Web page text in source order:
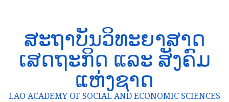
ສະຖາບັນວິທະຍາສາດ
ເສດຖະກິດ ແລະ ສັງຄົມ
ແຫ່ງຊາດ
LAO ACADEMY OF SOCIAL AND ECONOMIC SCIENCES